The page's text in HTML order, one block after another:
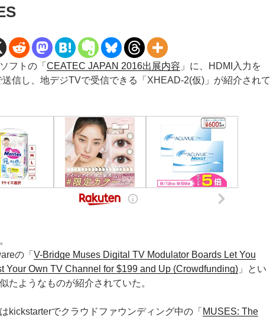
フトの「 CEATEC JAPAN 2016出展内容 」に、HDMI入力を
送信し、地デジTVで受信できる「XHEAD-2(仮)」が紹介されて
の「 V-Bridge Muses Digital TV Modulator Boards Let You
Your Own TV Channel for $199 and Up (Crowdfunding) 」とい
たようなものが紹介されていた。
kickstarterでクラウドファウンディング中の「 MUSES: The